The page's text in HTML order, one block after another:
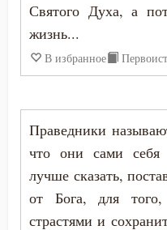
Священное Писание
Семья
Сквернословие
Скромность
Святого Духа, а
жизнь...
В избранное
Праведники
что они сами себя
лучше сказать,
от Бога, для того,
страстями и